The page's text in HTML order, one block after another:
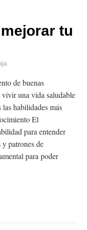
tu
de buenas
vivir una vida saludable
habilidades más
El
para entender
patrones de
para poder